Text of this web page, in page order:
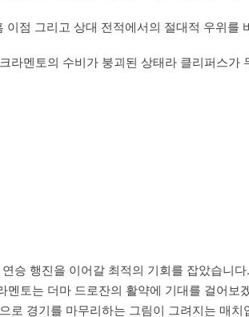
이점 그리고 상대 전적에서의 절대적 우위를
라멘토의 수비가 붕괴된 상태라 클리퍼스
승 행진을 이어갈 최적의 기회를 잡았습니
토는 더마 드로잔의 활약에 기대를 걸어
로 경기를 마무리하는 그림이 그려지는 매치